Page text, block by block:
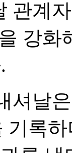
관계
강화
셔날
기록